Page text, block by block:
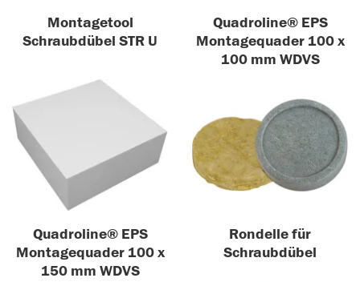
Montagetool
Schraubdübel STR U
Quadroline® EPS
Montagequader 100 x
100 mm WDVS
Quadroline® EPS
Montagequader 100 x
150 mm WDVS
Rondelle für
Schraubdübel